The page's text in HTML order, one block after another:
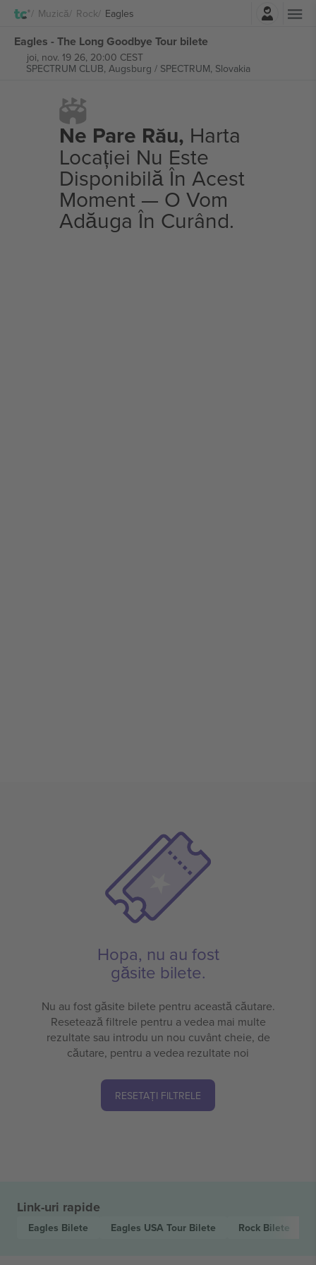
Muzică Rock Eagles
Eagles - The Long Goodbye Tour bilete
joi, nov. 19 26, 20:00 CEST
SPECTRUM CLUB, Augsburg / SPECTRUM, Slovakia
Ne Pare Rău, Harta
Locației Nu Este
Disponibilă În Acest
Moment — O Vom
Adăuga În Curând.
Hopa, nu au fost
găsite bilete.
Nu au fost găsite bilete pentru această căutare.
Resetează filtrele pentru a vedea mai multe
rezultate sau introdu un nou cuvânt cheie, de
căutare, pentru a vedea rezultate noi
RESETAȚI FILTRELE
Link-uri rapide
Eagles Bilete Eagles USA Tour Bilete Rock Bilete